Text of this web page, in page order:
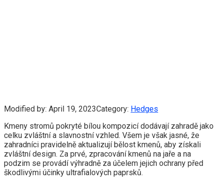
Modified by: April 19, 2023Category: Hedges
Kmeny stromů pokryté bílou kompozicí dodávají zahradě jako
celku zvláštní a slavnostní vzhled. Všem je však jasné, že
zahradníci pravidelně aktualizují bělost kmenů, aby získali
zvláštní design. Za prvé, zpracování kmenů na jaře a na
podzim se provádí výhradně za účelem jejich ochrany před
škodlivými účinky ultrafialových paprsků.